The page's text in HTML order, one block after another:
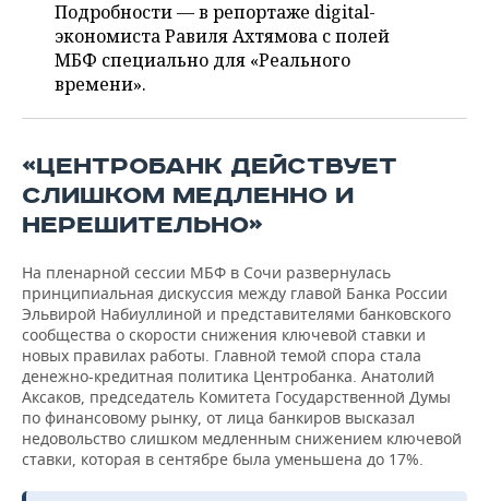
Подробности — в репортаже digital-
экономиста Равиля Ахтямова с полей
МБФ специально для «Реального
времени».
«ЦЕНТРОБАНК ДЕЙСТВУЕТ
СЛИШКОМ МЕДЛЕННО И
НЕРЕШИТЕЛЬНО»
На пленарной сессии МБФ в Сочи развернулась
принципиальная дискуссия между главой Банка России
Эльвирой Набиуллиной и представителями банковского
сообщества о скорости снижения ключевой ставки и
новых правилах работы. Главной темой спора стала
денежно-кредитная политика Центробанка. Анатолий
Аксаков, председатель Комитета Государственной Думы
по финансовому рынку, от лица банкиров высказал
недовольство слишком медленным снижением ключевой
ставки, которая в сентябре была уменьшена до 17%.